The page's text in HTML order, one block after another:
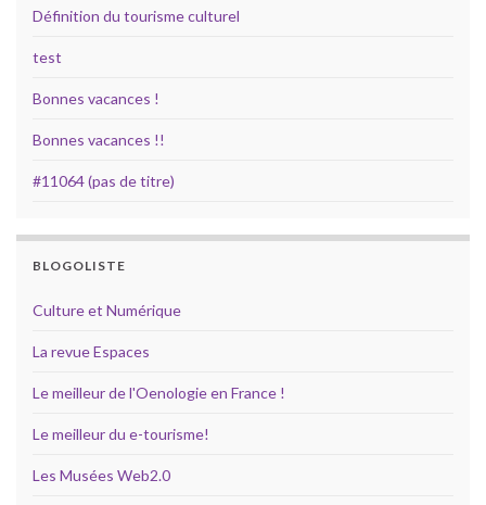
Définition du tourisme culturel
test
Bonnes vacances !
Bonnes vacances !!
#11064 (pas de titre)
BLOGOLISTE
Culture et Numérique
La revue Espaces
Le meilleur de l'Oenologie en France !
Le meilleur du e-tourisme!
Les Musées Web2.0